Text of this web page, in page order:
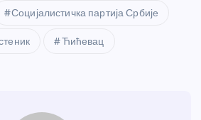
Социјалистичка партија Србије
Ћићевац